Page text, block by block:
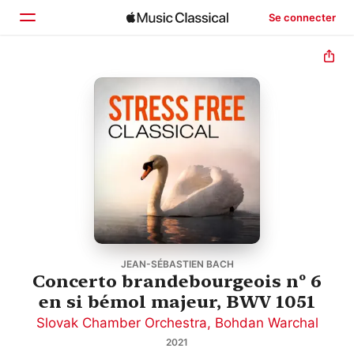
Se connecter
JEAN-SÉBASTIEN BACH
Concerto brandebourgeois nº 6
en si bémol majeur, BWV 1051
Slovak Chamber Orchestra, Bohdan Warchal
2021